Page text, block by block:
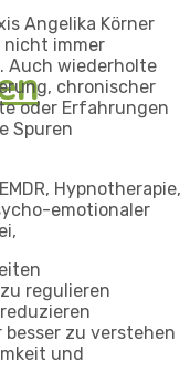
Angelika Körner
nicht immer
Auch wiederholte
chronischer
oder Erfahrungen
Spuren
Hypnotherapie,
emotionaler
regulieren
zu verstehen
und